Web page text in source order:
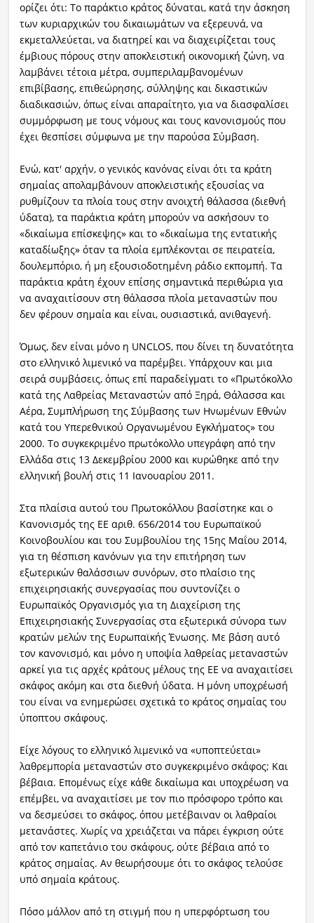
ορίζει ότι: Το παράκτιο κράτος δύναται, κατά την άσκηση
των κυριαρχικών του δικαιωμάτων να εξερευνά, να
εκμεταλλεύεται, να διατηρεί και να διαχειρίζεται τους
έμβιους πόρους στην αποκλειστική οικονομική ζώνη, να
λαμβάνει τέτοια μέτρα, συμπεριλαμβανομένων
επιβίβασης, επιθεώρησης, σύλληψης και δικαστικών
διαδικασιών, όπως είναι απαραίτητο, για να διασφαλίσει
συμμόρφωση με τους νόμους και τους κανονισμούς που
έχει θεσπίσει σύμφωνα με την παρούσα Σύμβαση.
Ενώ, κατ' αρχήν, ο γενικός κανόνας είναι ότι τα κράτη
σημαίας απολαμβάνουν αποκλειστικής εξουσίας να
ρυθμίζουν τα πλοία τους στην ανοιχτή θάλασσα (διεθνή
ύδατα), τα παράκτια κράτη μπορούν να ασκήσουν το
«δικαίωμα επίσκεψης» και το «δικαίωμα της εντατικής
καταδίωξης» όταν τα πλοία εμπλέκονται σε πειρατεία,
δουλεμπόριο, ή μη εξουσιοδοτημένη ράδιο εκπομπή. Τα
παράκτια κράτη έχουν επίσης σημαντικά περιθώρια για
να αναχαιτίσουν στη θάλασσα πλοία μεταναστών που
δεν φέρουν σημαία και είναι, ουσιαστικά, ανιθαγενή.
Όμως, δεν είναι μόνο η UNCLOS, που δίνει τη δυνατότητα
στο ελληνικό λιμενικό να παρέμβει. Υπάρχουν και μια
σειρά συμβάσεις, όπως επί παραδείγματι το «Πρωτόκολλο
κατά της Λαθρείας Μεταναστών από Ξηρά, Θάλασσα και
Αέρα, Συμπλήρωση της Σύμβασης των Ηνωμένων Εθνών
κατά του Υπερεθνικού Οργανωμένου Εγκλήματος» του
2000. Το συγκεκριμένο πρωτόκολλο υπεγράφη από την
Ελλάδα στις 13 Δεκεμβρίου 2000 και κυρώθηκε από την
ελληνική βουλή στις 11 Ιανουαρίου 2011.
Στα πλαίσια αυτού του Πρωτοκόλλου βασίστηκε και ο
Κανονισμός της ΕΕ αριθ. 656/2014 του Ευρωπαϊκού
Κοινοβουλίου και του Συμβουλίου της 15ης Μαΐου 2014,
για τη θέσπιση κανόνων για την επιτήρηση των
εξωτερικών θαλάσσιων συνόρων, στο πλαίσιο της
επιχειρησιακής συνεργασίας που συντονίζει ο
Ευρωπαϊκός Οργανισμός για τη Διαχείριση της
Επιχειρησιακής Συνεργασίας στα εξωτερικά σύνορα των
κρατών μελών της Ευρωπαϊκής Ένωσης. Με βάση αυτό
τον κανονισμό, και μόνο η υποψία λαθρείας μεταναστών
αρκεί για τις αρχές κράτους μέλους της ΕΕ να αναχαιτίσει
σκάφος ακόμη και στα διεθνή ύδατα. Η μόνη υποχρέωσή
του είναι να ενημερώσει σχετικά το κράτος σημαίας του
ύποπτου σκάφους.
Είχε λόγους το ελληνικό λιμενικό να «υποπτεύεται»
λαθρεμπορία μεταναστών στο συγκεκριμένο σκάφος; Και
βέβαια. Επομένως είχε κάθε δικαίωμα και υποχρέωση να
επέμβει, να αναχαιτίσει με τον πιο πρόσφορο τρόπο και
να δεσμεύσει το σκάφος, όπου μετέβαιναν οι λαθραίοι
μετανάστες. Χωρίς να χρειάζεται να πάρει έγκριση ούτε
από τον καπετάνιο του σκάφους, ούτε βέβαια από το
κράτος σημαίας. Αν θεωρήσουμε ότι το σκάφος τελούσε
υπό σημαία κράτους.
Πόσο μάλλον από τη στιγμή που η υπερφόρτωση του